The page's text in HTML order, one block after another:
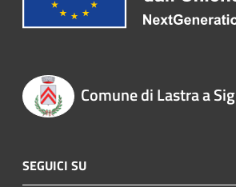
Comune di Lastra a
SEGUICI SU